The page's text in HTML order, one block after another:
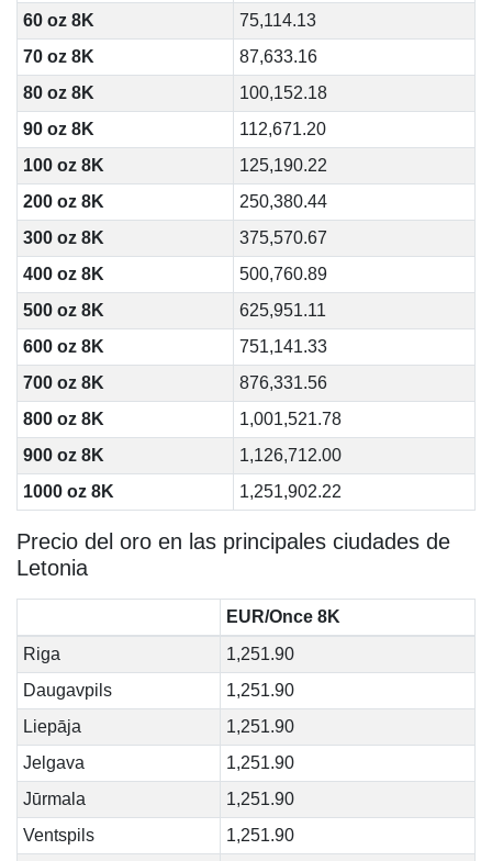
60 oz 8K
75,114.13
70 oz 8K
87,633.16
80 oz 8K
100,152.18
90 oz 8K
112,671.20
100 oz 8K
125,190.22
200 oz 8K
250,380.44
300 oz 8K
375,570.67
400 oz 8K
500,760.89
500 oz 8K
625,951.11
600 oz 8K
751,141.33
700 oz 8K
876,331.56
800 oz 8K
1,001,521.78
900 oz 8K
1,126,712.00
1000 oz 8K
1,251,902.22
Precio del oro en las principales ciudades de
Letonia
EUR/Once 8K
Riga
1,251.90
Daugavpils
1,251.90
Liepāja
1,251.90
Jelgava
1,251.90
Jūrmala
1,251.90
Ventspils
1,251.90